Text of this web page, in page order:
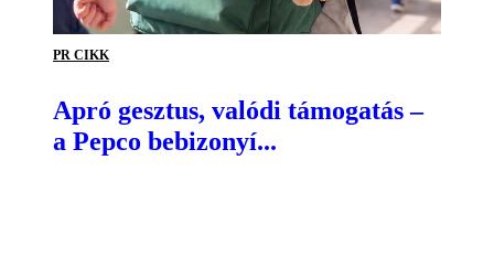
PR CIKK
Apró gesztus, valódi támogatás –
a Pepco bebizonyí...